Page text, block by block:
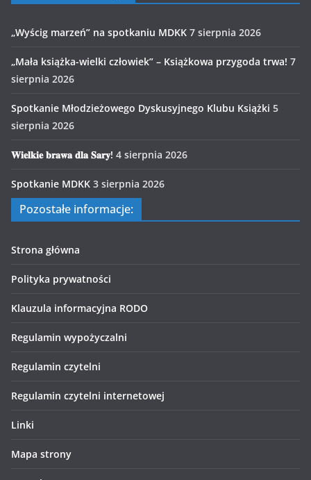
„Wyścig marzeń” na spotkaniu MDKK 7 sierpnia 2026
„Mała książka-wielki człowiek” – Książkowa przygoda trwa! 7
sierpnia 2026
Spotkanie Młodzieżowego Dyskusyjnego Klubu Książki 5
sierpnia 2026
𝐖𝐢𝐞𝐥𝐤𝐢𝐞 𝐛𝐫𝐚𝐰𝐚 𝐝𝐥𝐚 𝐒𝐚𝐫𝐲! 4 sierpnia 2026
Spotkanie MDKK 3 sierpnia 2026
Pozostałe informacje:
Strona główna
Polityka prywatności
Klauzula informacyjna RODO
Regulamin wypożyczalni
Regulamin czytelni
Regulamin czytelni internetowej
Linki
Mapa strony